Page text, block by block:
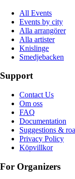
All Events
Events by city
Alla arrangörer
Alla artister
Knislinge
Smedjebacken
Support
Contact Us
Om oss
FAQ
Documentation
Suggestions &
Privacy Policy
Köpvillkor
For Organizers